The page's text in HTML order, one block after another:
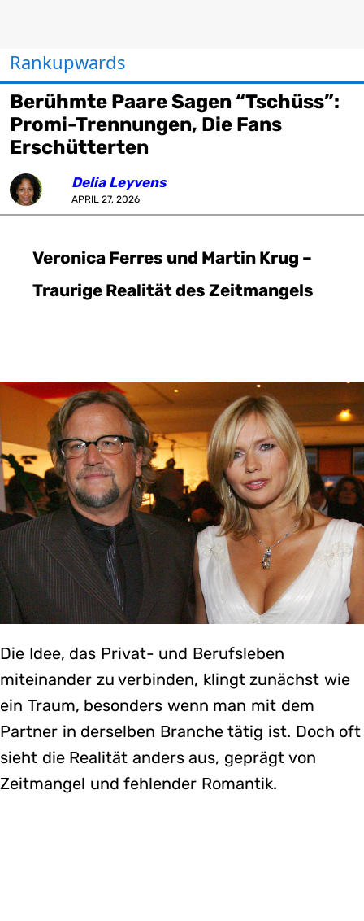
Rankupwards
Berühmte Paare Sagen “Tschüss”:
Promi-Trennungen, Die Fans
Erschütterten
Delia Leyvens
APRIL 27, 2026
Veronica Ferres und Martin Krug –
Traurige Realität des Zeitmangels
Die Idee, das Privat- und Berufsleben
miteinander zu verbinden, klingt zunächst wie
ein Traum, besonders wenn man mit dem
Partner in derselben Branche tätig ist. Doch oft
sieht die Realität anders aus, geprägt von
Zeitmangel und fehlender Romantik.